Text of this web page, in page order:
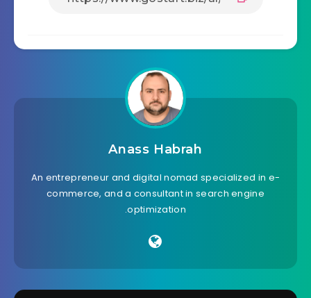
Anass Habrah
An entrepreneur and digital nomad specialized in e-
commerce, and a consultant in search engine
optimization.